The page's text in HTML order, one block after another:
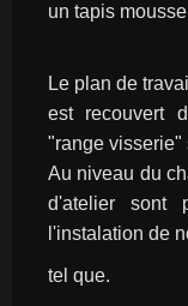
un tapis
Le plan de
est recouvert
"range visserie"
Au niveau du
d'atelier sont
l'instalation de
tel que.